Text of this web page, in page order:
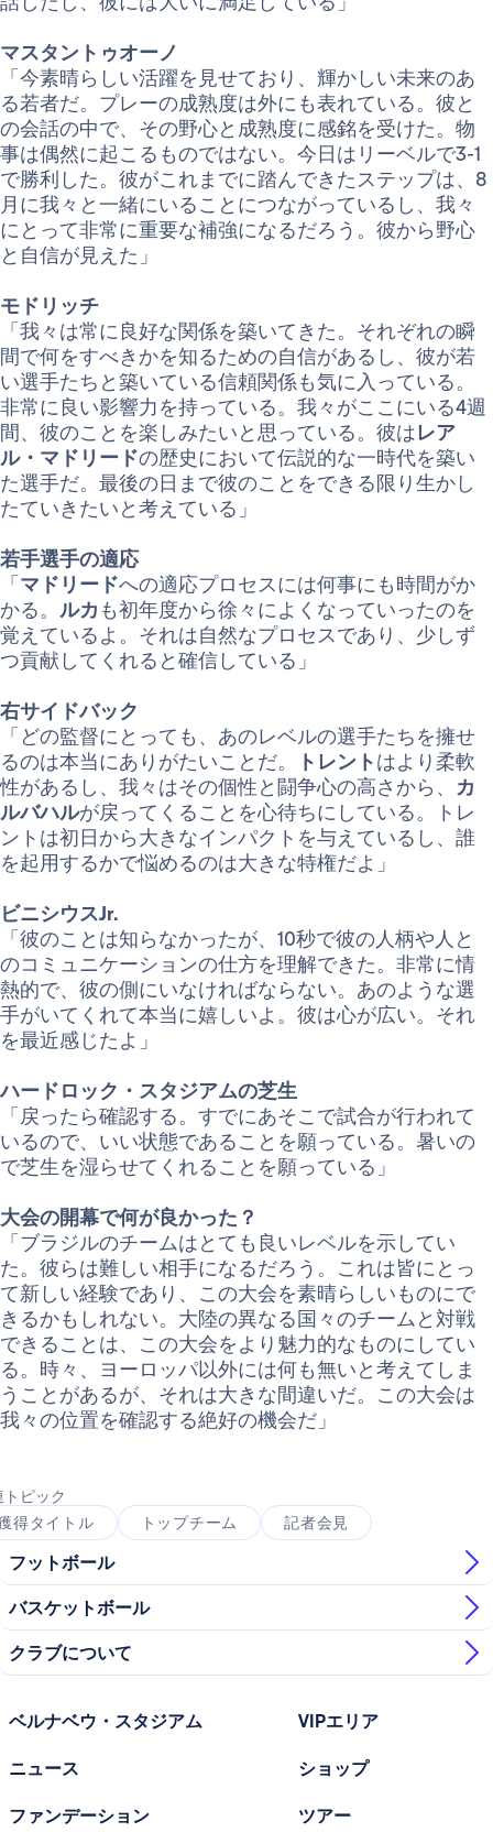
マスタントゥオーノ
「今素晴らしい活躍を見せており、輝かしい未来のあ
る若者だ。プレーの成熟度は外にも表れている。彼と
の会話の中で、その野心と成熟度に感銘を受けた。物
事は偶然に起こるものではない。今日はリーベルで3-1
で勝利した。彼がこれまでに踏んできたステップは、8
月に我々と一緒にいることにつながっているし、我々
にとって非常に重要な補強になるだろう。彼から野心
と自信が見えた」
モドリッチ
「我々は常に良好な関係を築いてきた。それぞれの瞬
間で何をすべきかを知るための自信があるし、彼が若
い選手たちと築いている信頼関係も気に入っている。
非常に良い影響力を持っている。我々がここにいる4週
間、彼のことを楽しみたいと思っている。彼はレア
ル・マドリードの歴史において伝説的な一時代を築い
た選手だ。最後の日まで彼のことをできる限り生かし
たていきたいと考えている」
若手選手の適応
「 マドリードへの適応プロセスには何事にも時間がか
かる。 ルカ も初年度から徐々によくなっていったのを
覚えているよ。それは自然なプロセスであり、少しず
つ貢献してくれると確信している」
右サイドバック
「どの監督にとっても、あのレベルの選手たちを擁せ
るのは本当にありがたいことだ。
トレントはより柔軟
性があるし、我々はその個性と闘争心の高さから、 カ
ルバハルが戻ってくることを心待ちにしている。トレ
ントは初日から大きなインパクトを与えているし、誰
を起用するかで悩めるのは大きな特権だよ」
ビニシウスJr.
「彼のことは知らなかったが、10秒で彼の人柄や人と
のコミュニケーションの仕方を理解できた。非常に情
熱的で、彼の側にいなければならない。あのような選
手がいてくれて本当に嬉しいよ。彼は心が広い。それ
を最近感じたよ」
ハードロック・スタジアムの芝生
「戻ったら確認する。すでにあそこで試合が行われて
いるので、いい状態であることを願っている。暑いの
で芝生を湿らせてくれることを願っている」
大会の開幕で何が良かった？
「ブラジルのチームはとても良いレベルを示してい
た。彼らは難しい相手になるだろう。これは皆にとっ
て新しい経験であり、この大会を素晴らしいものにで
きるかもしれない。大陸の異なる国々のチームと対戦
できることは、この大会をより魅力的なものにしてい
る。時々、ヨーロッパ以外には何も無いと考えてしま
うことがあるが、それは大きな間違いだ。この大会は
我々の位置を確認する絶好の機会だ」
トピック
得タイトル
トップチーム 記者会見
フットボール
バスケットボール
クラブについて
ベルナベウ・スタジアム
ニュース
ファンデーション
VIPエリア
ショップ
ツアー